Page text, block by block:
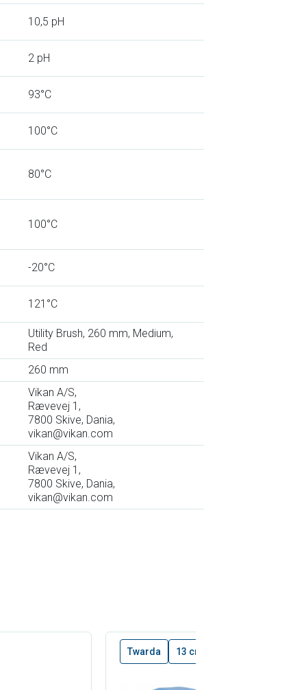
10,5 pH
2 pH
93°C
100°C
80°C
100°C
-20°C
121°C
Utility Brush, 260 mm, Medium,
Red
260 mm
Vikan A/S,
Rævevej 1,
7800 Skive, Dania,
vikan@vikan.com
Vikan A/S,
Rævevej 1,
7800 Skive, Dania,
vikan@vikan.com
Twarda 13 cm